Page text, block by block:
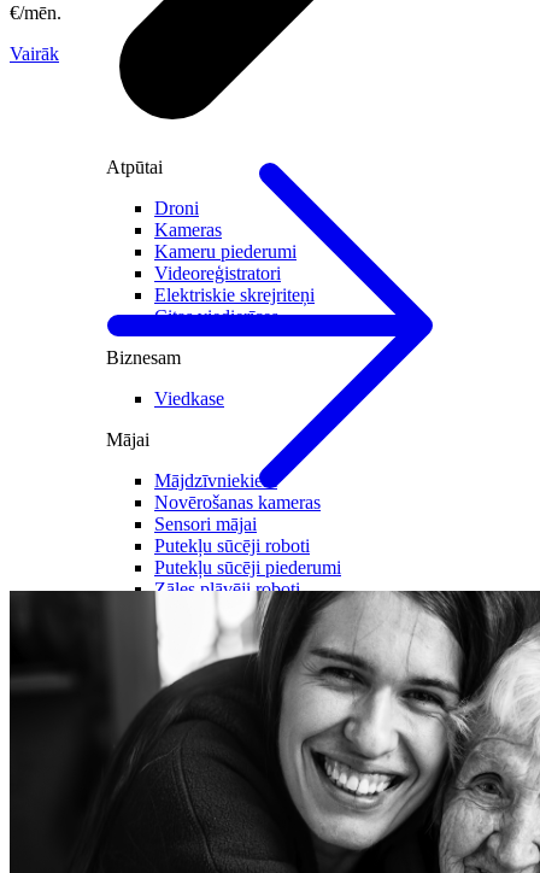
Atpūtai
Droni
Kameras
Kameru piederumi
Videoreģistratori
Elektriskie skrejriteņi
Citas viedierīces
Biznesam
Viedkase
Mājai
Mājdzīvniekiem
Novērošanas kameras
Sensori mājai
Putekļu sūcēji roboti
Putekļu sūcēji piederumi
Zāles pļāvēji roboti
Zāles pļāvēju piederumi
Viedā veselība
Zeķes
Noderīgi
Nomaksas līgums
Mobilais internets iekārtās
Mazlietotas iekārtas
€/mēn.
Vairāk